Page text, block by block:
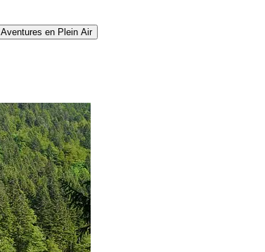
Aventures en Plein Air